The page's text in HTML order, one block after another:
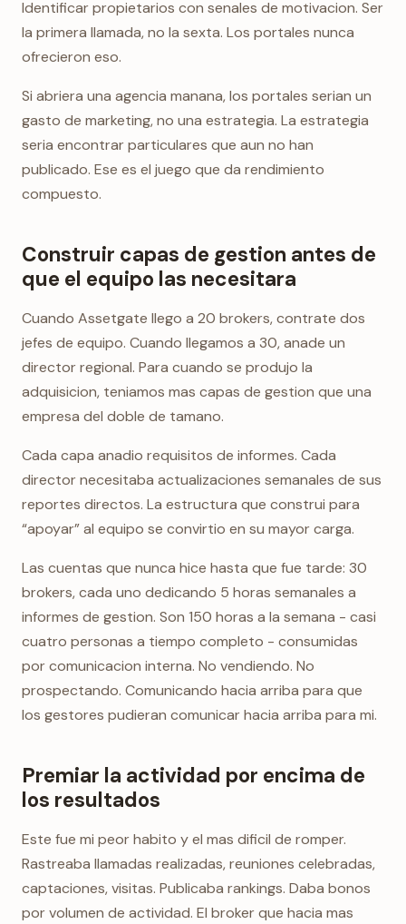
Identificar propietarios con senales de motivacion. Ser
la primera llamada, no la sexta. Los portales nunca
ofrecieron eso.
Si abriera una agencia manana, los portales serian un
gasto de marketing, no una estrategia. La estrategia
seria encontrar particulares que aun no han
publicado. Ese es el juego que da rendimiento
compuesto.
Construir capas de gestion antes de
que el equipo las necesitara
Cuando Assetgate llego a 20 brokers, contrate dos
jefes de equipo. Cuando llegamos a 30, anade un
director regional. Para cuando se produjo la
adquisicion, teniamos mas capas de gestion que una
empresa del doble de tamano.
Cada capa anadio requisitos de informes. Cada
director necesitaba actualizaciones semanales de sus
reportes directos. La estructura que construi para
“apoyar” al equipo se convirtio en su mayor carga.
Las cuentas que nunca hice hasta que fue tarde: 30
brokers, cada uno dedicando 5 horas semanales a
informes de gestion. Son 150 horas a la semana - casi
cuatro personas a tiempo completo - consumidas
por comunicacion interna. No vendiendo. No
prospectando. Comunicando hacia arriba para que
los gestores pudieran comunicar hacia arriba para mi.
Premiar la actividad por encima de
los resultados
Este fue mi peor habito y el mas dificil de romper.
Rastreaba llamadas realizadas, reuniones celebradas,
captaciones, visitas. Publicaba rankings. Daba bonos
por volumen de actividad. El broker que hacia mas